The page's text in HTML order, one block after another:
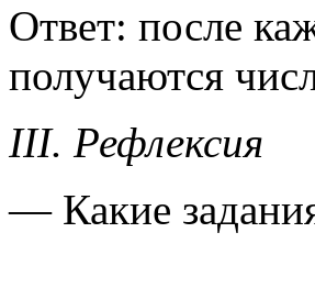
Ответ: после
получаются
III. Рефлексия
— Какие